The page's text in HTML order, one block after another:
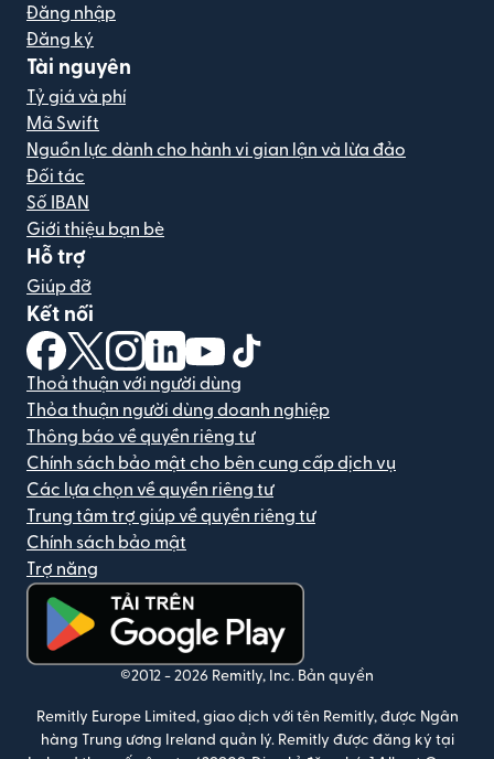
Đăng nhập
Đăng ký
Tài nguyên
Tỷ giá và phí
Mã Swift
Nguồn lực dành cho hành vi gian lận và lừa đảo
Đối tác
Số IBAN
Giới thiệu bạn bè
Hỗ trợ
Giúp đỡ
Kết nối
(mở trong cửa sổ mới)
(mở trong cửa sổ mới)
(mở trong cửa sổ mới)
(mở trong cửa sổ mới)
(mở trong cửa sổ mới)
Thoả thuận với người dùng
Thỏa thuận người dùng doanh nghiệp
Thông báo về quyền riêng tư
Chính sách bảo mật cho bên cung cấp dịch vụ
Các lựa chọn về quyền riêng tư
Trung tâm trợ giúp về quyền riêng tư
Chính sách bảo mật
Trợ năng
(mở trong cửa sổ mới)
©2012 - 2026 Remitly, Inc. Bản quyền
Remitly Europe Limited, giao dịch với tên Remitly, được Ngân
hàng Trung ương Ireland quản lý. Remitly được đăng ký tại